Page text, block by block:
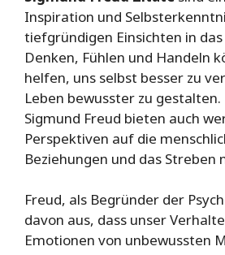
Inspiration und
tiefgründigen Einsichten in
Denken, Fühlen und Handeln
helfen, uns selbst besser zu
Leben bewusster zu
Sigmund Freud bieten auch
Perspektiven auf die
Beziehungen und das Streben
Freud, als Begründer der
davon aus, dass unser
Emotionen von unbewussten